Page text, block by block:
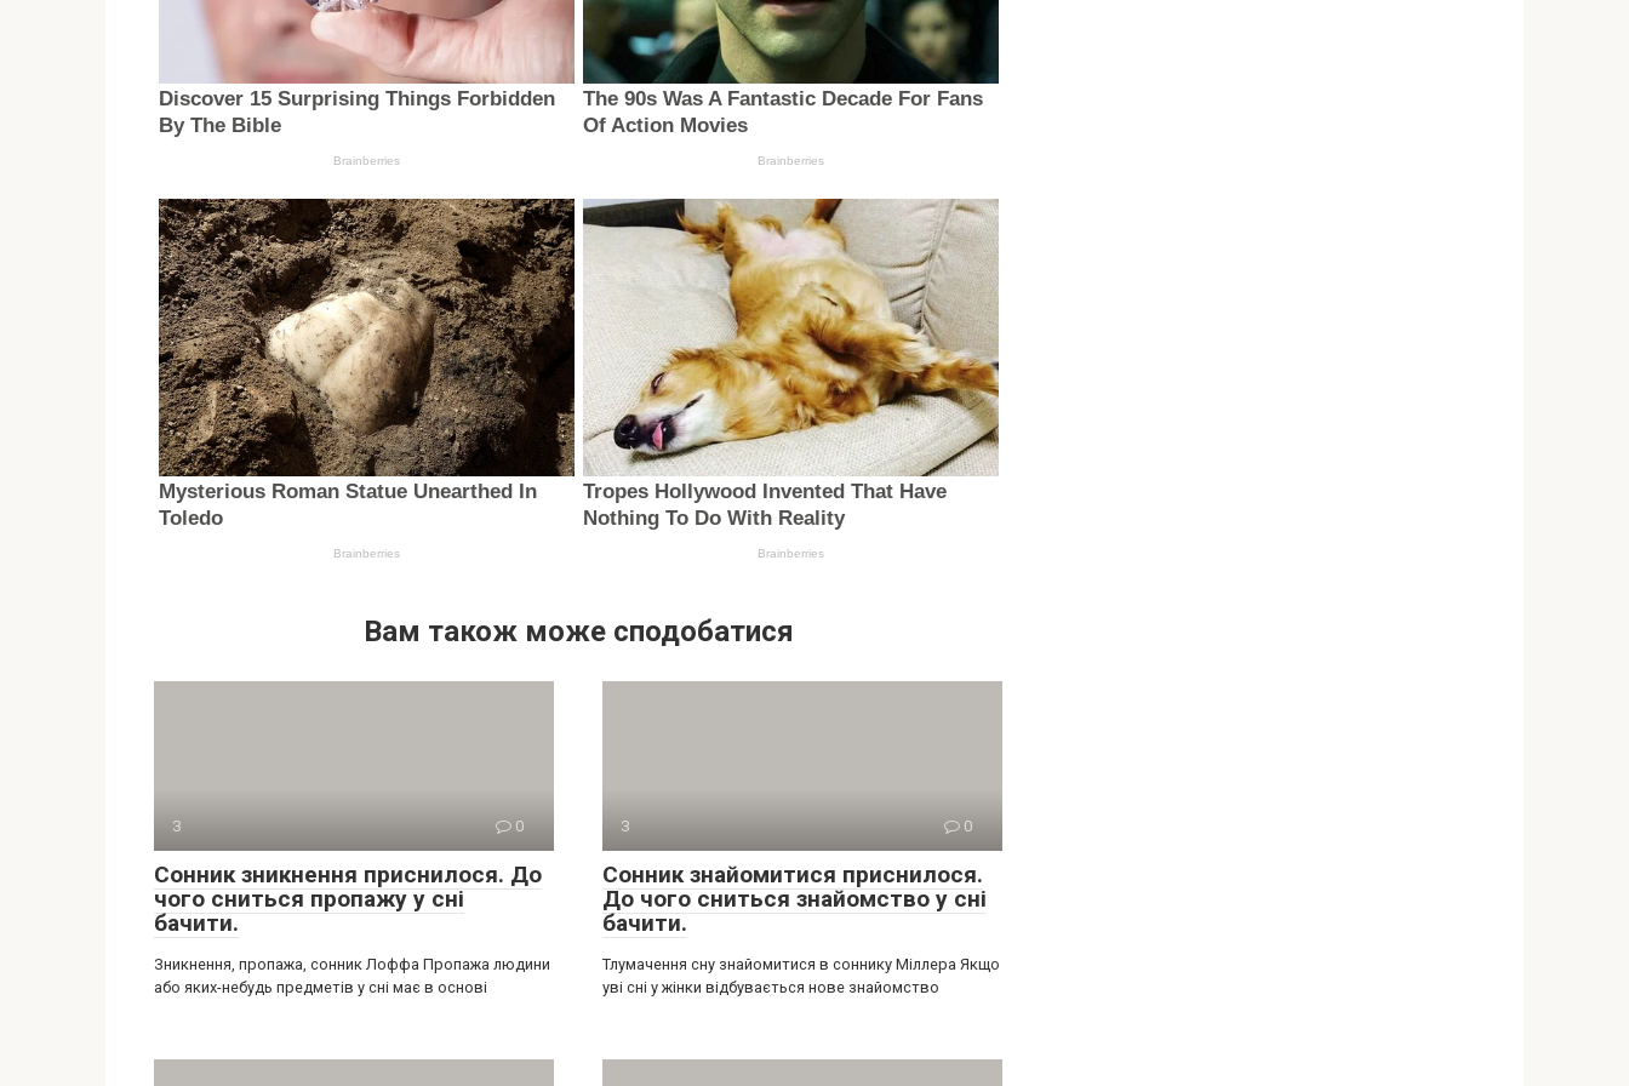
Вам також може сподобатися
З 0
Сонник зникнення приснилося. До
чого сниться пропажу у сні
бачити.
Зникнення, пропажа, сонник Лоффа Пропажа людини
або яких-небудь предметів у сні має в основі
З 0
Сонник знайомитися приснилося.
До чого сниться знайомство у сні
бачити.
Тлумачення сну знайомитися в соннику Міллера Якщо
уві сні у жінки відбувається нове знайомство